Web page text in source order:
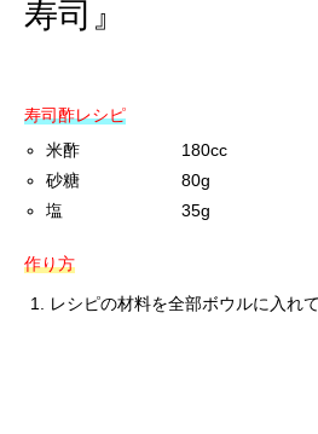
寿司』
寿司酢レシピ
米酢 180cc
砂糖 80g
塩 35g
作り方
レシピの材料を全部ボウルに入れ